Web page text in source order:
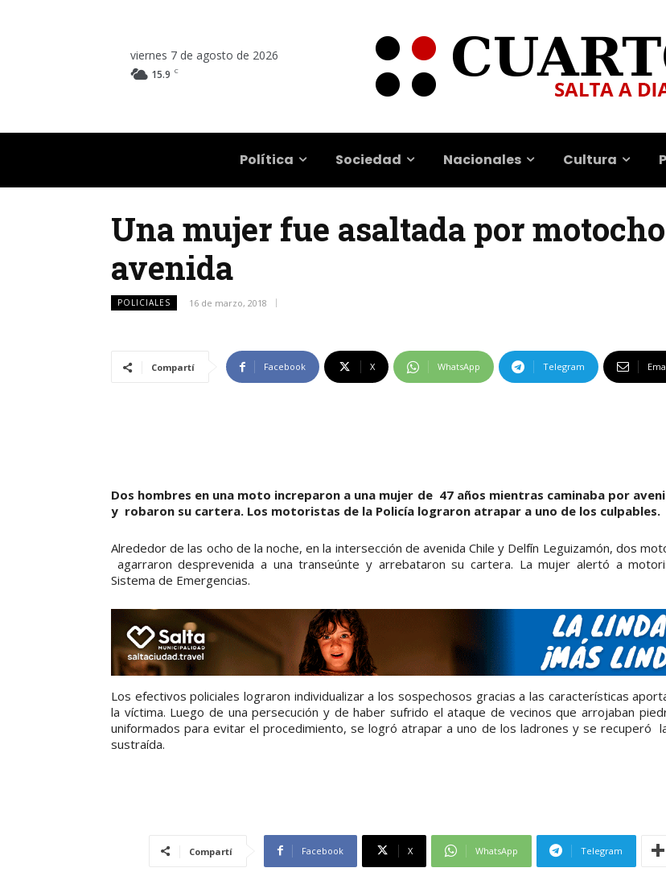
viernes 7 de agosto de 2026
15.9 C
Política Sociedad Nacionales Cultura
Una mujer fue asaltada por
avenida
POLICIALES 16 de marzo, 2018
Compartí Facebook X WhatsApp Telegram
Dos hombres en una moto increparon a una mujer de 47 años mientras caminaba por
y robaron su cartera. Los motoristas de la Policía lograron atrapar a uno de los culpables.
Alrededor de las ocho de la noche, en la intersección de avenida Chile y Delfín Leguizamón, dos
agarraron desprevenida a una transeúnte y arrebataron su cartera. La mujer alertó a
Sistema de Emergencias.
Los efectivos policiales lograron individualizar a los sospechosos gracias a las características
la víctima. Luego de una persecución y de haber sufrido el ataque de vecinos que arrojaban
uniformados para evitar el procedimiento, se logró atrapar a uno de los ladrones y se recuperó
sustraída.
Compartí Facebook X WhatsApp Telegram